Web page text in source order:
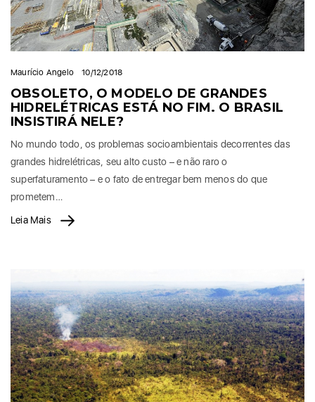
Maurício Angelo 10/12/2018
OBSOLETO, O MODELO DE GRANDES
HIDRELÉTRICAS ESTÁ NO FIM. O BRASIL
INSISTIRÁ NELE?
No mundo todo, os problemas socioambientais decorrentes das
grandes hidrelétricas, seu alto custo – e não raro o
superfaturamento – e o fato de entregar bem menos do que
prometem…
Leia Mais